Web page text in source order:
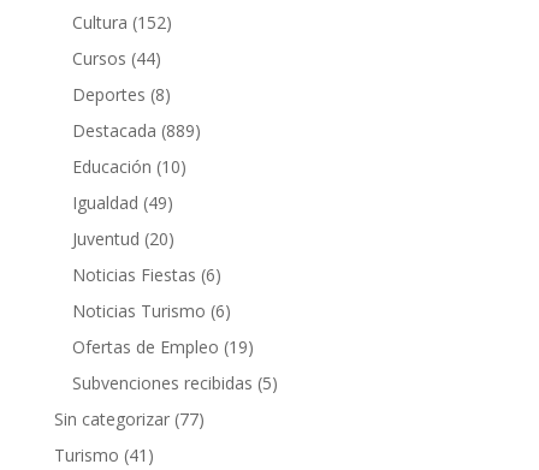
Cultura (152)
Cursos (44)
Deportes (8)
Destacada (889)
Educación (10)
Igualdad (49)
Juventud (20)
Noticias Fiestas (6)
Noticias Turismo (6)
Ofertas de Empleo (19)
Subvenciones recibidas (5)
Sin categorizar(77)
Turismo (41)